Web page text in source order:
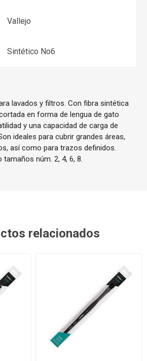
Vallejo
Sintético No6
lavados y filtros. Con fibra sintética
en forma de lengua de gato
y una capacidad de carga de
ideales para cubrir grandes áreas,
así como para trazos definidos.
núm. 2, 4, 6, 8.
relacionados